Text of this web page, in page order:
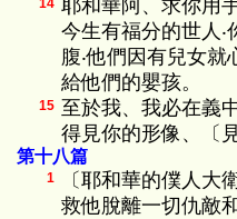
14 耶和華阿、求你用
今生有福分的世人
腹‧他們因有兒女
給他們的嬰孩。
15 至於我、我必在義
得見你的形像、〔
第十八篇
1
〔耶和華的僕人大
救他脫離一切仇敵